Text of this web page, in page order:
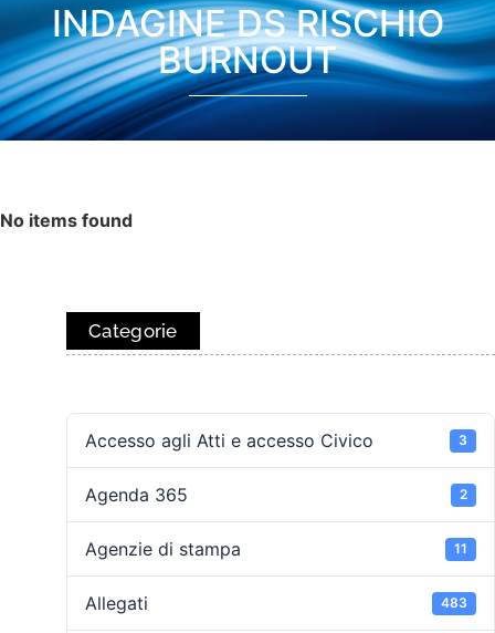
INDAGINE DS RISCHIO
BURNOUT
No items found
Categorie
Accesso agli Atti e accesso Civico 3
Agenda 365 2
Agenzie di stampa 11
Allegati 483